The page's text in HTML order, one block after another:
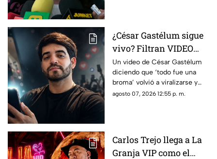
¿César Gastélum sigue
vivo? Filtran VIDEO
donde asegura que
'todo fue una broma'
Un video de César Gastélum
diciendo que ‘todo fue una
broma’ volvió a viralizarse y
generó dudas entre usuarios
agosto 07, 2026 12:55 p. m.
Carlos Trejo llega a La
Granja VIP como el